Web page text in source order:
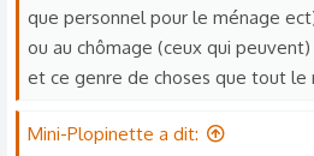
que personnel pour le ménage
ou au chômage (ceux qui
et ce genre de choses que tout le
Mini-Plopinette a dit: